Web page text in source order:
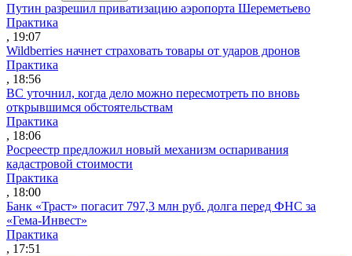
Путин разрешил приватизацию аэропорта Шереметьево
Практика
, 19:07
Wildberries начнет страховать товары от ударов дронов
Практика
, 18:56
ВС уточнил, когда дело можно пересмотреть по вновь
открывшимся обстоятельствам
Практика
, 18:06
Росреестр предложил новый механизм оспаривания
кадастровой стоимости
Практика
, 18:00
Банк «Траст» погасит 797,3 млн руб. долга перед ФНС за
«Гема-Инвест»
Практика
, 17:51